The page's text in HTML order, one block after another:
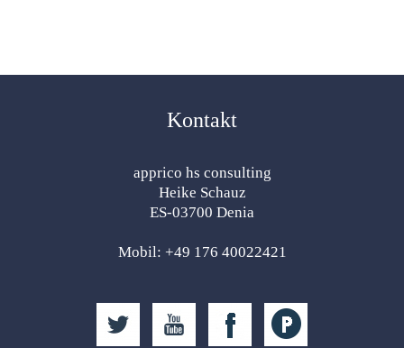
Kontakt
apprico hs consulting
Heike Schauz
ES-03700 Denia
Mobil: +49 176 40022421